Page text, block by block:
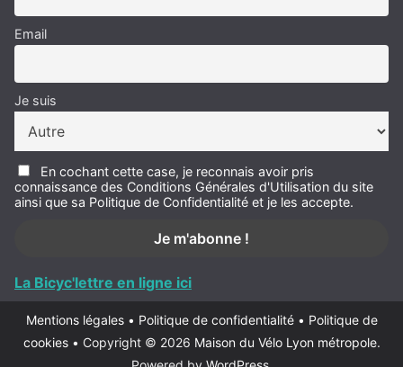
Email
Je suis
En cochant cette case, je reconnais avoir pris
connaissance des Conditions Générales d'Utilisation du site
ainsi que sa Politique de Confidentialité et je les accepte.
La Bicyc'lettre en ligne ici
Mentions légales • Politique de confidentialité • Politique de
cookies • Copyright © 2026 Maison du Vélo Lyon métropole.